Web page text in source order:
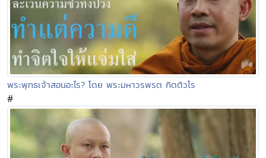
พระพุทธเจ้าสอนอะไร? โดย พระมหาวรพรต กิตติวโร
#